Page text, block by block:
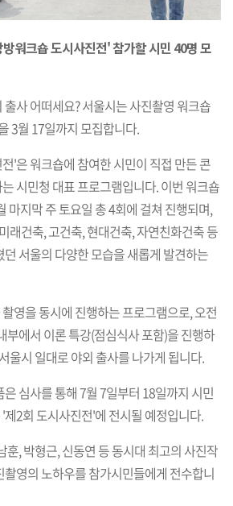
워크숍 도시사진전' 참가할 시민 40명 모
사 어떠세요? 서울시는 사진촬영 워크숍
3월 17일까지 모집합니다.
'은 워크숍에 참여한 시민이 직접 만든 콘
시민청 대표 프로그램입니다. 이번 워크숍
마지막 주 토요일 총 4회에 걸쳐 진행되며,
래건축, 고건축, 현대건축, 자연친화건축 등
서울의 다양한 모습을 새롭게 발견하는
영을 동시에 진행하는 프로그램으로, 오전
부에서 이론 특강(점심식사 포함)을 진행하
울시 일대로 야외 출사를 나가게 됩니다.
심사를 통해 7월 7일부터 18일까지 시민
2회 도시사진전'에 전시될 예정입니다.
훈, 박형근, 신동연 등 동시대 최고의 사진작
영의 노하우를 참가시민들에게 전수합니